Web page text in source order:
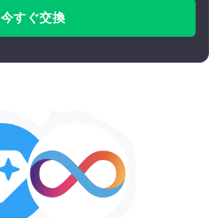
今すぐ交換